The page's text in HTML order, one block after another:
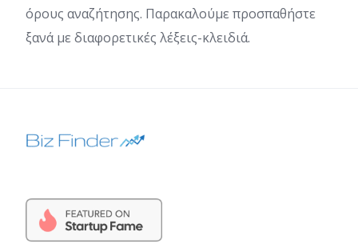
όρους αναζήτησης. Παρακαλούμε προσπαθήστε
ξανά με διαφορετικές λέξεις-κλειδιά.